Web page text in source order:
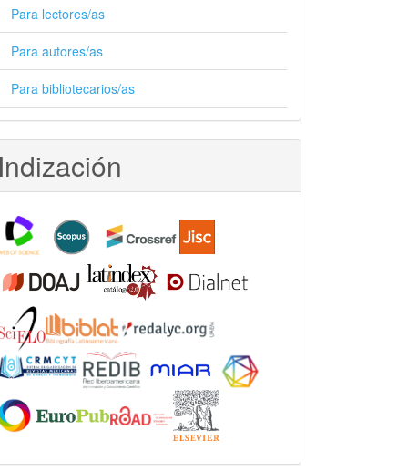
Para lectores/as
Para autores/as
Para bibliotecarios/as
Indización